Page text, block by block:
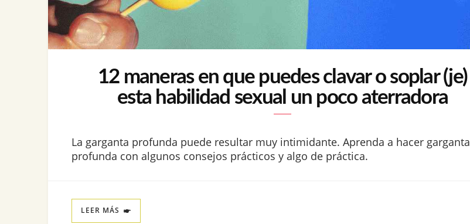
12 maneras en que puedes clavar o soplar (je)
esta habilidad sexual un poco aterradora
La garganta profunda puede resultar muy intimidante. Aprenda a hacer garganta
profunda con algunos consejos prácticos y algo de práctica.
LEER MÁS